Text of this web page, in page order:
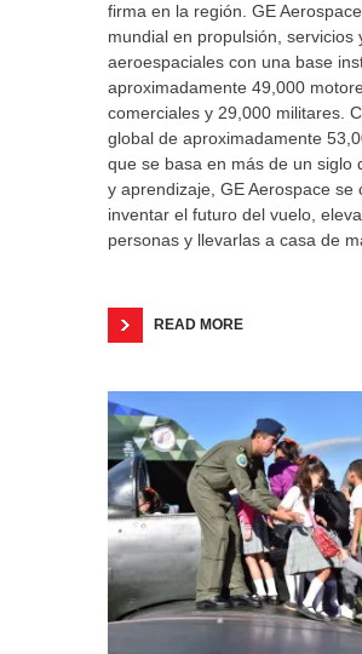
firma en la región. GE
mundial en propulsión, servicios
aeroespaciales con una base
aproximadamente 49,000
comerciales y 29,000 militares.
global de aproximadamente
que se basa en más de un siglo
y aprendizaje, GE Aerospace se
inventar el futuro del vuelo,
personas y llevarlas a casa de
READ MORE